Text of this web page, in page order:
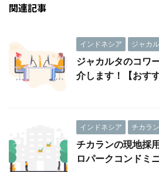
関連記事
インドネシア ジャカ
ジャカルタのコワ
介します！【おす
インドネシア チカラン
チカランの現地採
ロパークコンドミ